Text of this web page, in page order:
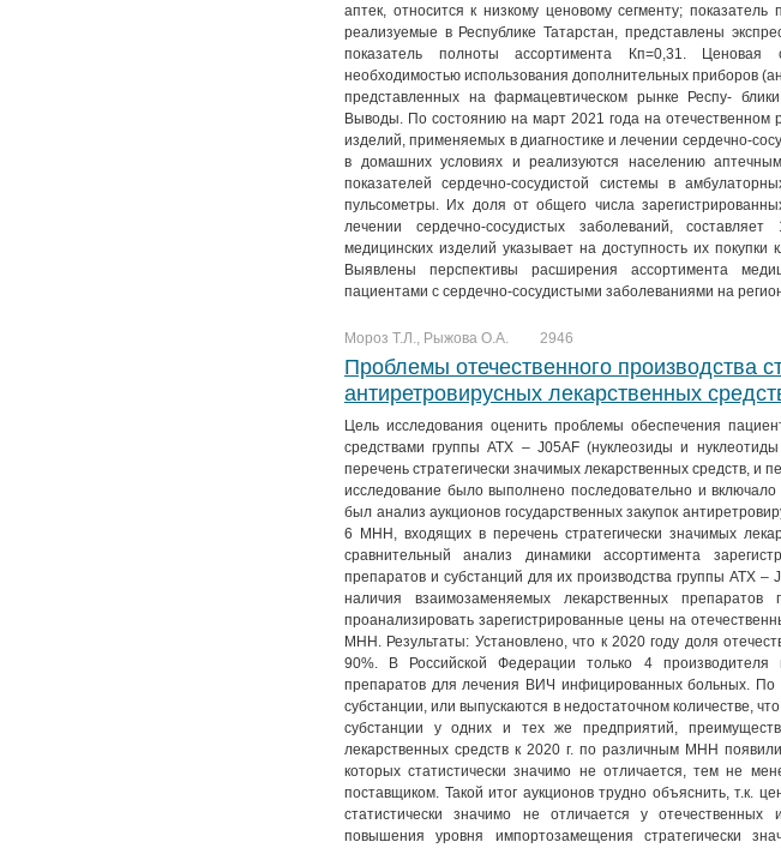
аптек, относится к низкому ценовому сегменту;
реализуемые в Республике Татарстан, представлены
показатель полноты ассортимента Кп=0,31. Ценовая
необходимостью использования дополнительных приборов
представленных на фармацевтическом рынке Респу-
Выводы. По состоянию на март 2021 года на отечественном
изделий, применяемых в диагностике и лечении сердечно-
в домашних условиях и реализуются населению
показателей сердечно-сосудистой системы в
пульсометры. Их доля от общего числа
лечении сердечно-сосудистых заболеваний,
медицинских изделий указывает на доступность их
Выявлены перспективы расширения ассортимента
пациентами с сердечно-сосудистыми заболеваниями на
Мороз Т.Л., Рыжова О.А. 2946
Проблемы отечественного производства
антиретровирусных лекарственных
Цель исследования оценить проблемы обеспечения
средствами группы АТХ – J05AF (нуклеозиды и
перечень стратегически значимых лекарственных средств,
исследование было выполнено последовательно и
был анализ аукционов государственных закупок
6 МНН, входящих в перечень стратегически значимых
сравнительный анализ динамики ассортимента
препаратов и субстанций для их производства группы АТХ
наличия взаимозаменяемых лекарственных
проанализировать зарегистрированные цены на
МНН. Результаты: Установлено, что к 2020 году доля
90%. В Российской Федерации только 4 производителя
препаратов для лечения ВИЧ инфицированных больных. По
субстанции, или выпускаются в недостаточном количестве,
субстанции у одних и тех же предприятий,
лекарственных средств к 2020 г. по различным МНН
которых статистически значимо не отличается, тем не
поставщиком. Такой итог аукционов трудно объяснить, т.к.
статистически значимо не отличается у
повышения уровня импортозамещения стратегически